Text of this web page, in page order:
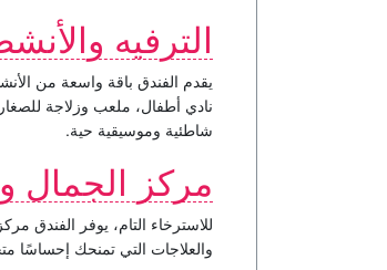
الترفيه
يقدم الفندق باقة واسعة من
نادي أطفال، ملعب وزلاجة
شاطئية وموسيقية حية.
مركز الجمال
للاسترخاء التام، يوفر الفندق
والعلاجات التي تمنحك إحساسًا